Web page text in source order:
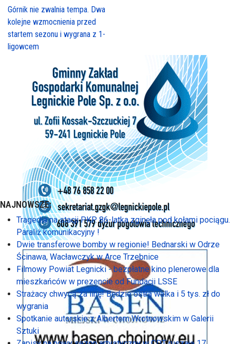
Górnik nie zwalnia tempa. Dwa
kolejne wzmocnienia przed
startem sezonu i wygrana z 1-
ligowcem
NAJNOWSZE:
Tragedia na stacji PKP. 86-latka zginęła pod kołami pociągu.
Paraliż komunikacyjny !
Dwie transferowe bomby w regionie! Bednarski w Odrze
Ścinawa, Wacławczyk w Arce Trzebnice
Filmowy Powiat Legnicki - bezpłatne kino plenerowe dla
mieszkańców w prezencie od Fundacji LSSE
Strażacy chwycą za linę! Będzie ostra walka i 5 tys. zł do
wygrania
Spotkanie autorskie z Albertem Wrotnowskim w Galerii
Sztuki